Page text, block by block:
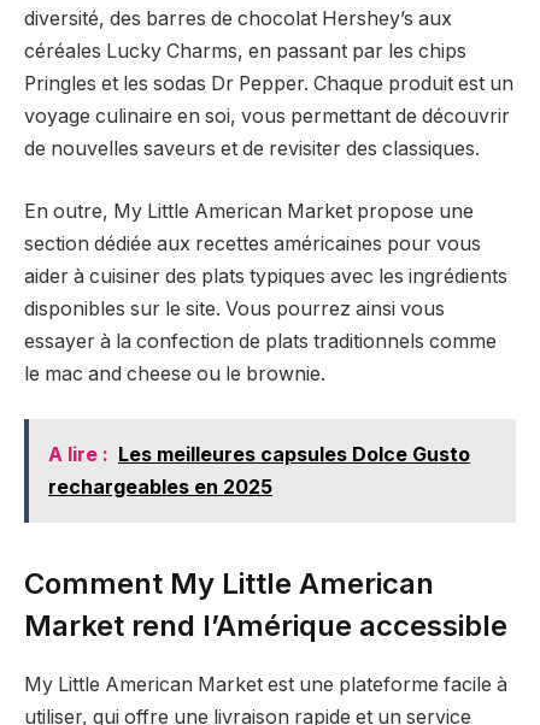
diversité, des barres de chocolat Hershey’s aux
céréales Lucky Charms, en passant par les chips
Pringles et les sodas Dr Pepper. Chaque produit est un
voyage culinaire en soi, vous permettant de découvrir
de nouvelles saveurs et de revisiter des classiques.
En outre, My Little American Market propose une
section dédiée aux recettes américaines pour vous
aider à cuisiner des plats typiques avec les ingrédients
disponibles sur le site. Vous pourrez ainsi vous
essayer à la confection de plats traditionnels comme
le mac and cheese ou le brownie.
A lire : Les meilleures capsules Dolce Gusto
rechargeables en 2025
Comment My Little American
Market rend l’Amérique accessible
My Little American Market est une plateforme facile à
utiliser, qui offre une livraison rapide et un service